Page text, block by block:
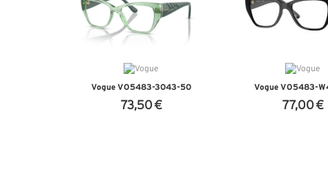
Vogue VO5483-3043-50
73,50 €
Vogue VO5483-
77,00 €